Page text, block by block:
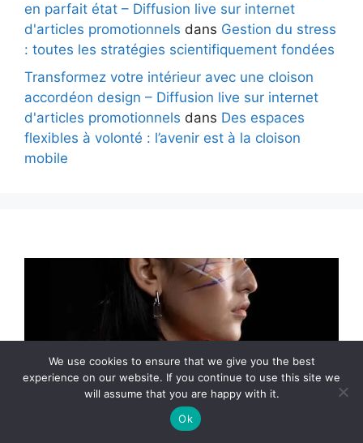
en parfait état – Diffusion live sur internet
d'articles promotionnels dans Gestion du stress
: toutes les stratégies scientifiquement fondées
Transformez votre intérieur avec une cloison
accordéon design – Diffusion live sur internet
d'articles promotionnels dans Des espaces
flexibles à volonté : l’avenir est à la cloison
mobile
We use cookies to ensure that we give you the best
experience on our website. If you continue to use this site we
will assume that you are happy with it.
Ok